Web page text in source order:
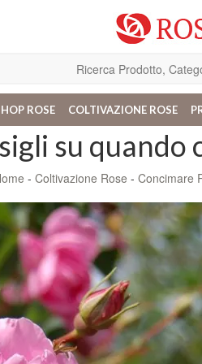
ROSE COLTIVAZIONE ROSE
su quando
- Coltivazione Rose - Concimare